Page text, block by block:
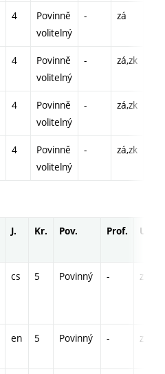
4
Povinně
volitelný
- zá
4
Povinně
volitelný
- zá,zk
4
Povinně
volitelný
- zá,zk
4
Povinně
volitelný
- zá,zk
J. Kr. Pov. Prof. Uk.
cs 5 Povinný - zá,zk
en 5 Povinný - zá,zk